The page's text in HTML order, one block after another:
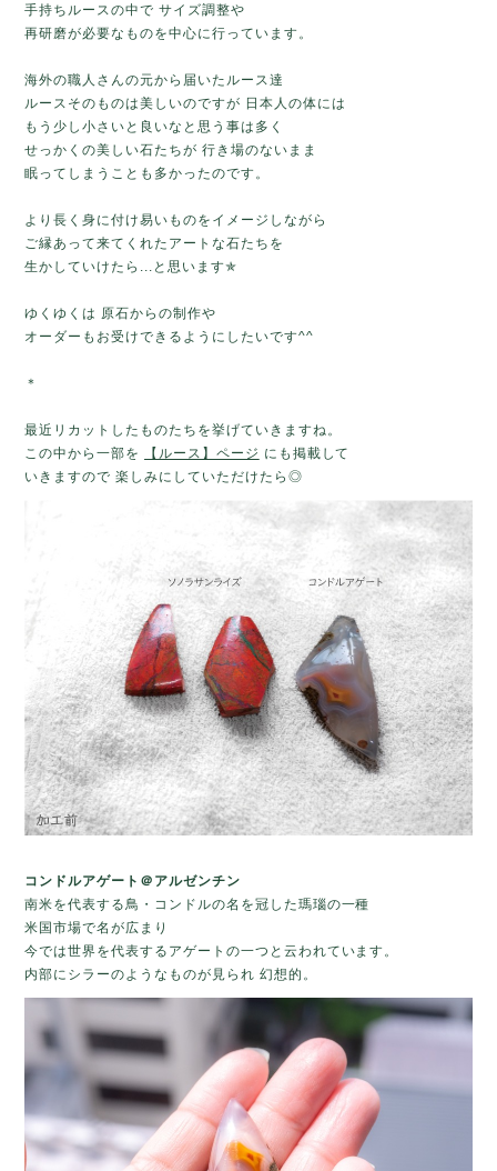
手持ちルースの中で サイズ調整や
再研磨が必要なものを中心に行っています。
海外の職人さんの元から届いたルース達
ルースそのものは美しいのですが 日本人の体には
もう少し小さいと良いなと思う事は多く
せっかくの美しい石たちが 行き場のないまま
眠ってしまうことも多かったのです。
より長く身に付け易いものをイメージしながら
ご縁あって来てくれたアートな石たちを
生かしていけたら...と思います✯
ゆくゆくは 原石からの制作や
オーダーもお受けできるようにしたいです^^
＊
最近リカットしたものたちを挙げていきますね。
この中から一部を
【ルース】ページ にも掲載して
いきますので 楽しみにしていただけたら◎
コンドルアゲート＠アルゼンチン
南米を代表する鳥・コンドルの名を冠した瑪瑙の一種
米国市場で名が広まり
今では世界を代表するアゲートの一つと云われています。
内部にシラーのようなものが見られ 幻想的。